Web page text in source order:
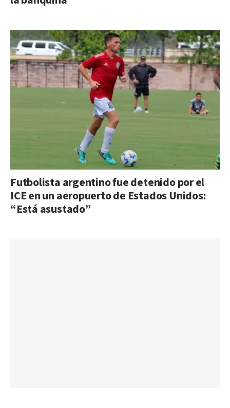
Futbolista argentino fue detenido por el
ICE en un aeropuerto de Estados Unidos:
“Está asustado”